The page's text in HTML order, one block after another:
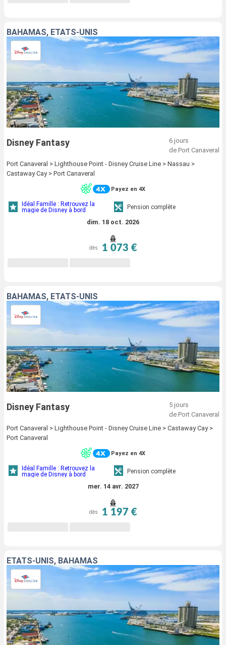
BAHAMAS, ÉTATS-UNIS
Disney Fantasy
6 jours
de Port Canaveral
Port Canaveral > Lighthouse Point - Disney Cruise Line > Nassau >
Castaway Cay > Port Canaveral
Payez en 4X
Idéal Famille : Retrouvez la
magie de Disney à bord
Pension complète
dim. 18 oct. 2026
dès 1 073 €
BAHAMAS, ÉTATS-UNIS
Disney Fantasy
5 jours
de Port Canaveral
Port Canaveral > Lighthouse Point - Disney Cruise Line > Castaway Cay >
Port Canaveral
Payez en 4X
Idéal Famille : Retrouvez la
magie de Disney à bord
Pension complète
mer. 14 avr. 2027
dès 1 197 €
ÉTATS-UNIS, BAHAMAS